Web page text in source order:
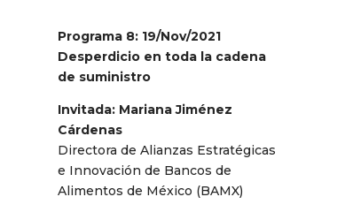
Programa 8: 19/Nov/2021
Desperdicio en toda la cadena
de suministro
Invitada: Mariana Jiménez
Cárdenas
Directora de Alianzas Estratégicas
e Innovación de Bancos de
Alimentos de México (BAMX)